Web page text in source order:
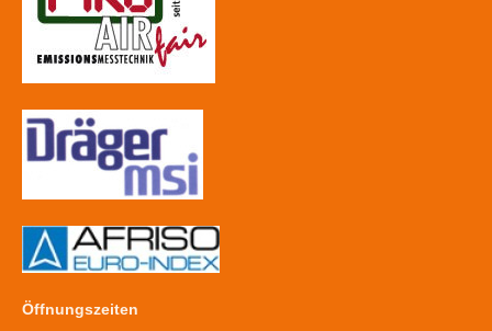
Öffnungszeiten